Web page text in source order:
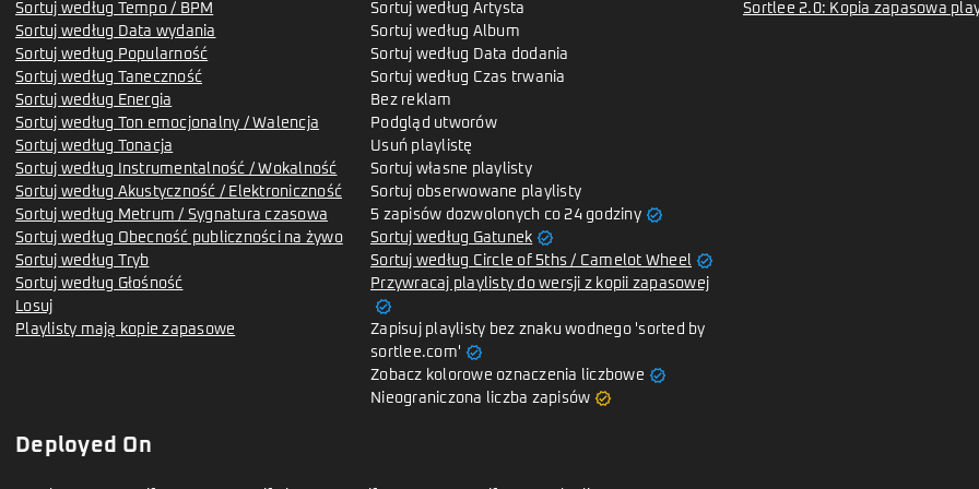
Sortuj według Tempo / BPM
Sortuj według Data wydania
Sortuj według Popularność
Sortuj według Taneczność
Sortuj według Energia
Sortuj według Ton emocjonalny / Walencja
Sortuj według Tonacja
Sortuj według Instrumentalność / Wokalność
Sortuj według Akustyczność / Elektroniczność
Sortuj według Metrum / Sygnatura czasowa
Sortuj według Obecność publiczności na żywo
Sortuj według Tryb
Sortuj według Głośność
Losuj
Playlisty mają kopie zapasowe
Sortuj według Artysta
Sortuj według Album
Sortuj według Data dodania
Sortuj według Czas trwania
Bez reklam
Podgląd utworów
Usuń playlistę
Sortuj własne playlisty
Sortuj obserwowane playlisty
5 zapisów dozwolonych co 24 godziny verified
Sortuj według Gatunek verified
Sortuj według Circle of 5ths / Camelot Wheel verified
Przywracaj playlisty do wersji z kopii zapasowej
verified
Zapisuj playlisty bez znaku wodnego 'sorted by
sortlee.com' verified
Zobacz kolorowe oznaczenia liczbowe verified
Nieograniczona liczba zapisów verified
Sortlee 2.0: Kopia zapasowa
Deployed On